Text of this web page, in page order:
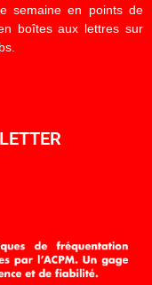
semaine en points de
boîtes aux lettres sur